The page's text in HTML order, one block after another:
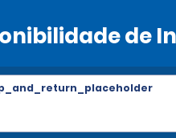
de